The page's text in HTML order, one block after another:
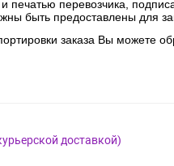
печатью перевозчика,
быть предоставлены для
заказа Вы можете
доставкой)